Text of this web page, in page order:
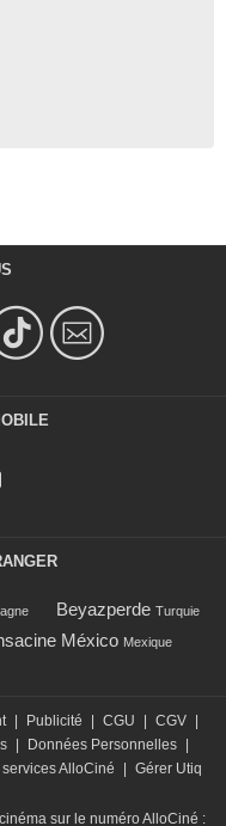
Beyazperde Turquie
México Mexique
| Publicité | CGU | CGV |
| Données Personnelles |
services AlloCiné | Gérer Utiq
sur le numéro AlloCiné :